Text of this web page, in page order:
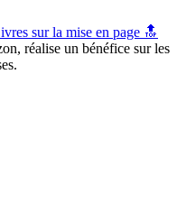
sur la mise en page 🔝
réalise un bénéfice sur les